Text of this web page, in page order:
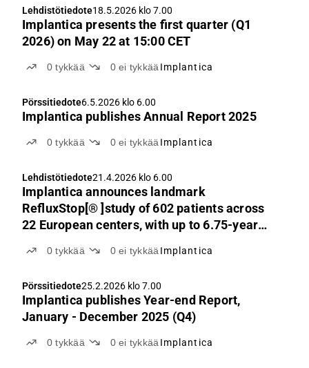
Lehdistötiedote18.5.2026 klo 7.00
Implantica presents the first quarter (Q1
2026) on May 22 at 15:00 CET
0tykkää 0ei tykkää Implantica
Pörssitiedote6.5.2026 klo 6.00
Implantica publishes Annual Report 2025
0tykkää 0ei tykkää Implantica
Lehdistötiedote21.4.2026 klo 6.00
Implantica announces landmark
RefluxStop[® ]study of 602 patients across
22 European centers, with up to 6.75-year
Reports
0tykkää 0ei tykkää Implantica
Pörssitiedote25.2.2026 klo 7.00
Implantica publishes Year-end Report,
January - December 2025 (Q4)
0tykkää 0ei tykkää Implantica